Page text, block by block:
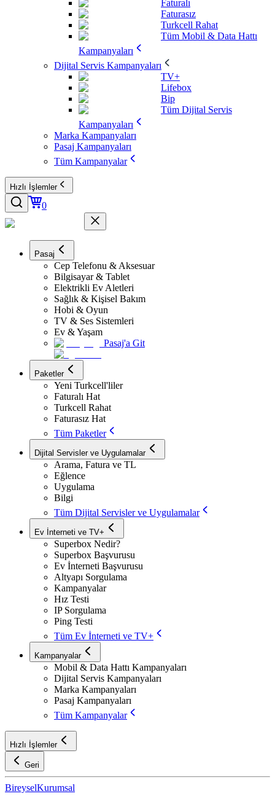
Faturalı
Faturasız
Turkcell Rahat
Tüm Mobil & Data Hattı
Kampanyaları
Dijital Servis Kampanyaları
TV+
Lifebox
Bip
Tüm Dijital Servis
Kampanyaları
Marka Kampanyaları
Pasaj Kampanyaları
Tüm Kampanyalar
Hızlı İşlemler
0
Pasaj
Cep Telefonu & Aksesuar
Bilgisayar & Tablet
Elektrikli Ev Aletleri
Sağlık & Kişisel Bakım
Hobi & Oyun
TV & Ses Sistemleri
Ev & Yaşam
Pasaj'a Git
Paketler
Yeni Turkcell'liler
Faturalı Hat
Turkcell Rahat
Faturasız Hat
Tüm Paketler
Dijital Servisler ve Uygulamalar
Arama, Fatura ve TL
Eğlence
Uygulama
Bilgi
Tüm Dijital Servisler ve Uygulamalar
Ev İnterneti ve TV+
Superbox Nedir?
Superbox Başvurusu
Ev İnterneti Başvurusu
Altyapı Sorgulama
Kampanyalar
Hız Testi
IP Sorgulama
Ping Testi
Tüm Ev İnterneti ve TV+
Kampanyalar
Mobil & Data Hattı Kampanyaları
Dijital Servis Kampanyaları
Marka Kampanyaları
Pasaj Kampanyaları
Tüm Kampanyalar
Hızlı İşlemler
Geri
BireyselKurumsal